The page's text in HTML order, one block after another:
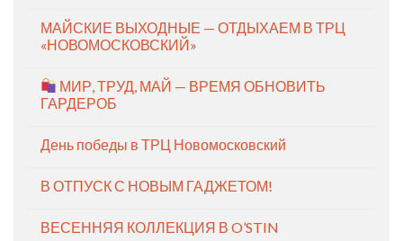
МАЙСКИЕ ВЫХОДНЫЕ — ОТДЫХАЕМ В ТРЦ
«НОВОМОСКОВСКИЙ»
МИР, ТРУД, МАЙ — ВРЕМЯ ОБНОВИТЬ
ГАРДЕРОБ
День победы в ТРЦ Новомосковский
В ОТПУСК С НОВЫМ ГАДЖЕТОМ!
ВЕСЕННЯЯ КОЛЛЕКЦИЯ В O’STIN